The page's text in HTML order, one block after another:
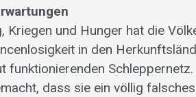
Kriegen und Hunger hat die
in den
funktionierenden
dass sie ein völlig